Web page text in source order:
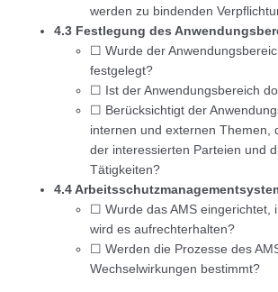
werden zu bindenden
4.3 Festlegung des
☐ Wurde der
festgelegt?
☐ Ist der Anwendungsbereich
☐ Berücksichtigt der
internen und externen Themen,
der interessierten Parteien und
Tätigkeiten?
4.4
☐ Wurde das AMS eingerichtet,
wird es aufrechterhalten?
☐ Werden die Prozesse des
Wechselwirkungen bestimmt?